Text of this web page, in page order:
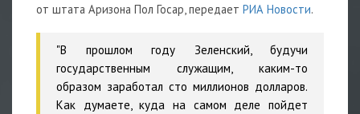
от штата Аризона Пол Госар, передает РИА Новости.
"В прошлом году Зеленский, будучи
государственным служащим, каким-то
образом заработал сто миллионов долларов.
Как думаете, куда на самом деле пойдет